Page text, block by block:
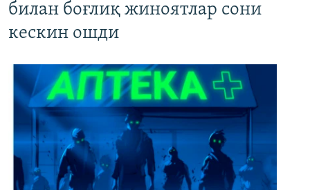
билан боғлиқ жиноятлар сони
кескин ошди